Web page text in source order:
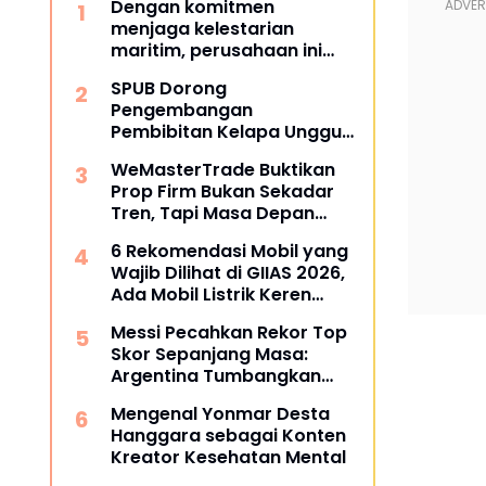
Dengan komitmen
menjaga kelestarian
maritim, perusahaan ini
TKDN, mencapai lebih dari
55 persen.
SPUB Dorong
Pengembangan
Pembibitan Kelapa Unggul
WeMasterTrade Buktikan
Prop Firm Bukan Sekadar
Tren, Tapi Masa Depan
6 Rekomendasi Mobil yang
Wajib Dilihat di GIIAS 2026,
Ada Mobil Listrik Keren
Messi Pecahkan Rekor Top
Skor Sepanjang Masa:
Argentina Tumbangkan
2026
Mengenal Yonmar Desta
Hanggara sebagai Konten
Kreator Kesehatan Mental